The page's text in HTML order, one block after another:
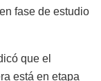
fase de estudio
que el
está en etapa